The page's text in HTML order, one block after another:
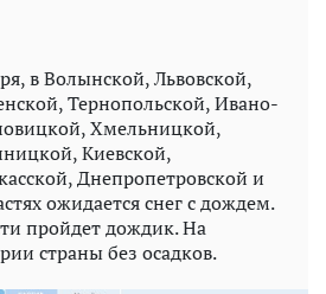
в Волынской, Львовской,
Тернопольской, Ивано-
Хмельницкой,
Киевской,
Днепропетровской и
ожидается снег с дождем.
пройдет дождик. На
страны без осадков.